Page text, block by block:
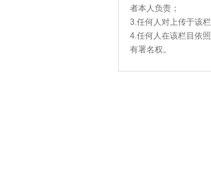
者本人负责；
3.任何人对上传于该
4.任何人在该栏目依
有署名权。